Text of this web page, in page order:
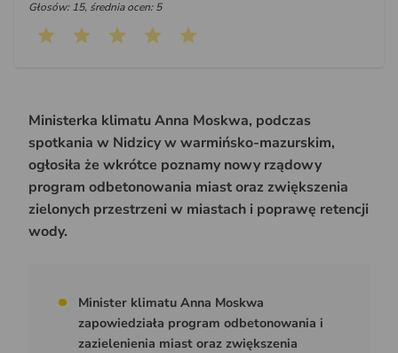
Głosów: 15, średnia ocen: 5
Ministerka klimatu Anna Moskwa, podczas
spotkania w Nidzicy w warmińsko-mazurskim,
ogłosiła że wkrótce poznamy nowy rządowy
program odbetonowania miast oraz zwiększenia
zielonych przestrzeni w miastach i poprawę retencji
wody.
Minister klimatu Anna Moskwa
zapowiedziała program odbetonowania i
zazielenienia miast oraz zwiększenia